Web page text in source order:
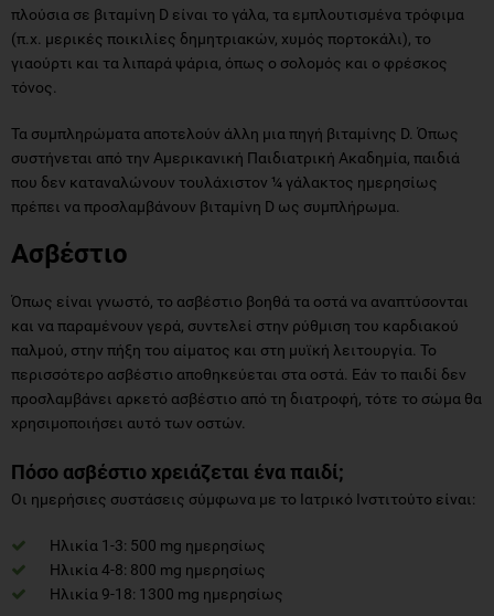
πλούσια σε βιταμίνη D είναι το γάλα, τα εμπλουτισμένα τρόφιμα
(π.χ. μερικές ποικιλίες δημητριακών, χυμός πορτοκάλι), το
γιαούρτι και τα λιπαρά ψάρια, όπως ο σολομός και ο φρέσκος
τόνος.
Τα συμπληρώματα αποτελούν άλλη μια πηγή βιταμίνης D. Όπως
συστήνεται από την Αμερικανική Παιδιατρική Ακαδημία, παιδιά
που δεν καταναλώνουν τουλάχιστον ¼ γάλακτος ημερησίως
πρέπει να προσλαμβάνουν βιταμίνη D ως συμπλήρωμα.
Ασβέστιο
Όπως είναι γνωστό, το ασβέστιο βοηθά τα οστά να αναπτύσονται
και να παραμένουν γερά, συντελεί στην ρύθμιση του καρδιακού
παλμού, στην πήξη του αίματος και στη μυϊκή λειτουργία. Το
περισσότερο ασβέστιο αποθηκεύεται στα οστά. Εάν το παιδί δεν
προσλαμβάνει αρκετό ασβέστιο από τη διατροφή, τότε το σώμα θα
χρησιμοποιήσει αυτό των οστών.
Πόσο ασβέστιο χρειάζεται ένα παιδί;
Οι ημερήσιες συστάσεις σύμφωνα με το Ιατρικό Ινστιτούτο είναι:
Ηλικία 1-3: 500 mg ημερησίως
Ηλικία 4-8: 800 mg ημερησίως
Ηλικία 9-18: 1300 mg ημερησίως